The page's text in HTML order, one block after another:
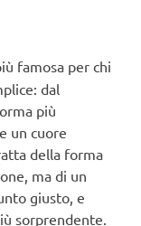
famosa per chi
dal
più
un cuore
della forma
ma di un
giusto, e
sorprendente.